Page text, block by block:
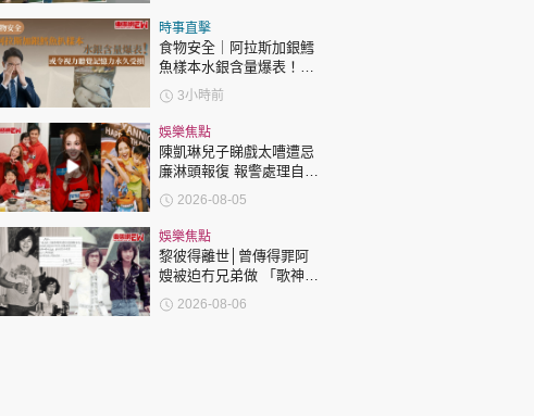
時事直擊
食物安全｜阿拉斯加銀鱈
魚樣本水銀含量爆表！或
令視力聽覺記憶力永久受
損
3小時前
娛樂焦點
陳凱琳兒子睇戲太嘈遭忌
廉淋頭報復 報警處理自責
護子不力 歐錦棠陳倩揚齊
表態「媽媽有責任」
2026-08-05
娛樂焦點
黎彼得離世│曾傳得罪阿
嫂被迫冇兄弟做 「歌神」
許冠傑親筆撰寫悼念忘友
2026-08-06